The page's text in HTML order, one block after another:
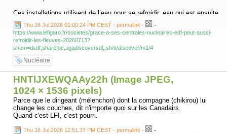
Ces installations utilisent de l’eau pour se refroidir, eau qui est ensuite
rejetée dans la « source froide » à proximité : rivière, fleuve ou mer.
Des limites ont été mises en place, pour préserver la biodiversité.
Généralement, quand la température de la rivière ou du fleuve dépasse
28 °C, EDF n’est plus autorisé à rejeter de l’eau, sauf quand elle est
refroidie !
Thu 16 Jul 2026 01:00:24 PM CEST - permalink - -
https://www.lefigaro.fr/societes/grace-a-ses-centrales-nucleaires-edf-peut-aussi-
refroidir-les-fleuves-20260713?
shem=dsdf,sharefoc,agadiscoversdl,,sh/x/discover/m1/4
Nucléaire
HNTlJXEWQAAy22h (Image JPEG,
1024 × 1536 pixels)
Parce que le dirigeant (mélenchon) dont la compagne (chikirou) lui
change les couches, dit n'importe quoi sur les Canadairs.
Quand c'est LFI, c'est pourri.
Thu 16 Jul 2026 12:51:37 PM CEST - permalink - -